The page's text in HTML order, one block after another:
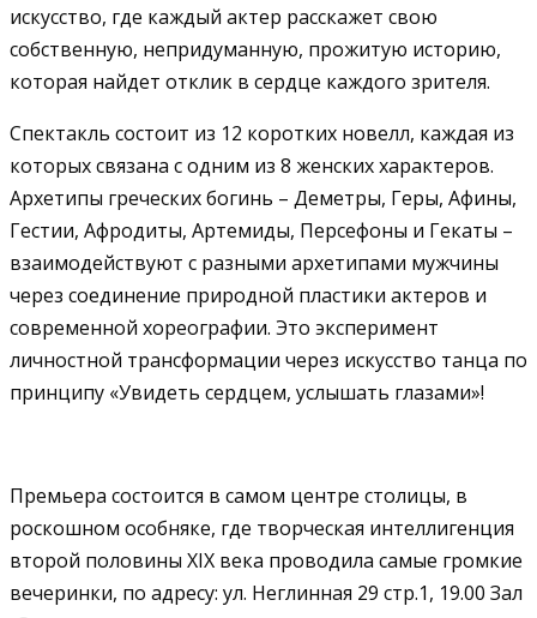
искусство, где каждый актер расскажет свою
собственную, непридуманную, прожитую историю,
которая найдет отклик в сердце каждого зрителя.
Спектакль состоит из 12 коротких новелл, каждая из
которых связана с одним из 8 женских характеров.
Архетипы греческих богинь – Деметры, Геры, Афины,
Гестии, Афродиты, Артемиды, Персефоны и Гекаты –
взаимодействуют с разными архетипами мужчины
через соединение природной пластики актеров и
современной хореографии. Это эксперимент
личностной трансформации через искусство танца по
принципу «Увидеть сердцем, услышать глазами»!
Премьера состоится в самом центре столицы, в
роскошном особняке, где творческая интеллигенция
второй половины XIX века проводила самые громкие
вечеринки, по адресу: ул. Неглинная 29 стр.1, 19.00 Зал